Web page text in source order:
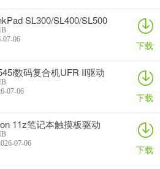
SL300/SL400/SL500
07-06 下载
数码复合机UFR II驱动
07-06 下载
11z笔记本触摸板驱动
07-06 下载